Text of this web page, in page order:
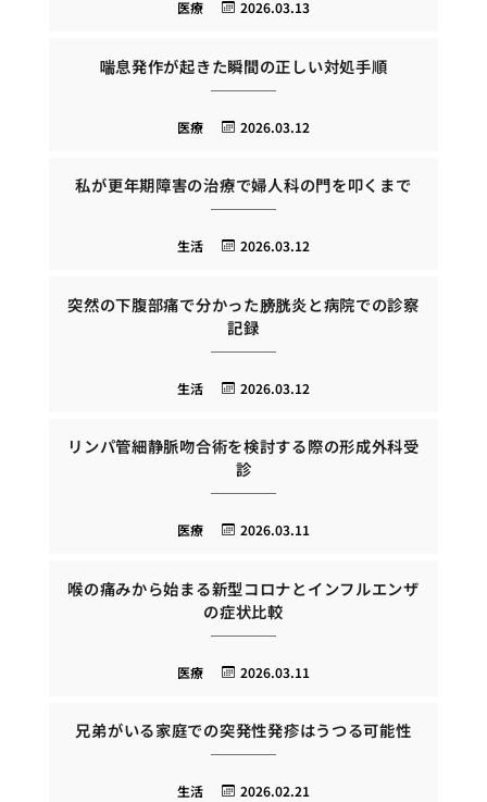
2026.03.13
医療
喘息発作が起きた瞬間の正しい対処手順
2026.03.12
医療
私が更年期障害の治療で婦人科の門を叩くまで
2026.03.12
生活
突然の下腹部痛で分かった膀胱炎と病院での診察
記録
2026.03.12
生活
リンパ管細静脈吻合術を検討する際の形成外科受
診
2026.03.11
医療
喉の痛みから始まる新型コロナとインフルエンザ
の症状比較
2026.03.11
医療
兄弟がいる家庭での突発性発疹はうつる可能性
2026.02.21
生活